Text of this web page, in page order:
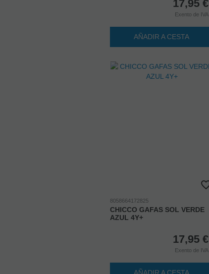
17,95 €
Exento de IVA
AÑADIR A CESTA
8058664172825
CHICCO GAFAS SOL VERDE
AZUL 4Y+
17,95 €
Exento de IVA
AÑADIR A CESTA